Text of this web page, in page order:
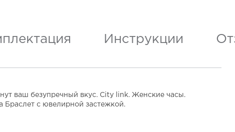
Инструкции
ваш безупречный вкус. City link. Женские часы.
Браслет с ювелирной застежкой.